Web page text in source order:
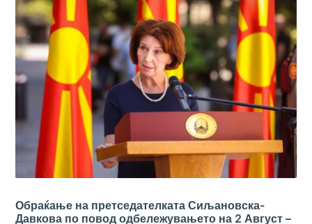
Обраќање на претседателката Сиљановска-
Давкова по повод одбележувањето на 2 Август –